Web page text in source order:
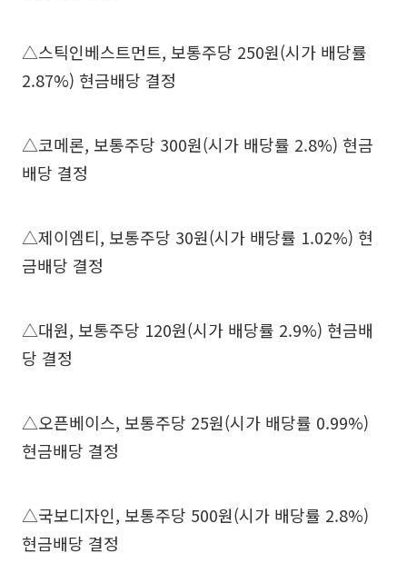
△스틱인베스트먼트, 보통주당 250원(시가 배당률
2.87%) 현금배당 결정
△코메론, 보통주당 300원(시가 배당률 2.8%) 현금
배당 결정
△제이엠티, 보통주당 30원(시가 배당률 1.02%) 현
금배당 결정
△대원, 보통주당 120원(시가 배당률 2.9%) 현금배
당 결정
△오픈베이스, 보통주당 25원(시가 배당률 0.99%)
현금배당 결정
△국보디자인, 보통주당 500원(시가 배당률 2.8%)
현금배당 결정